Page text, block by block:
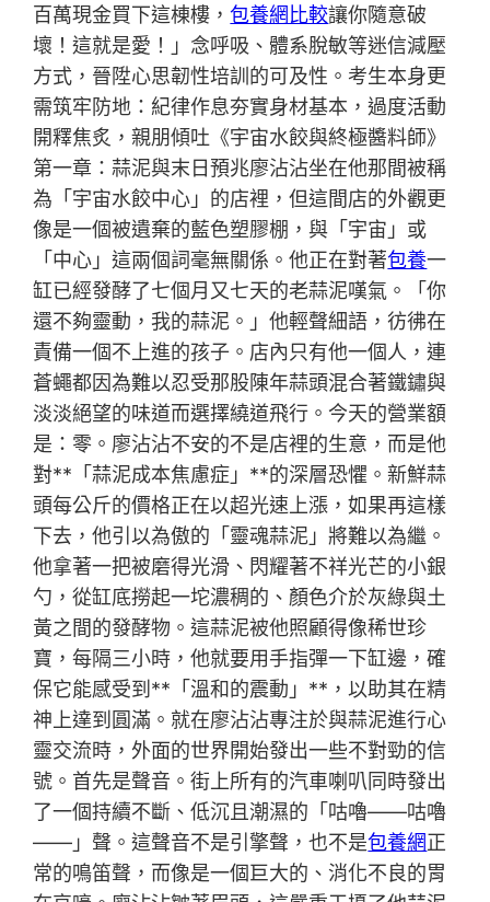
百萬現金買下這棟樓，包養網比較讓你隨意破
壞！這就是愛！」念呼吸、體系脫敏等迷信減壓
方式，晉陞心思韌性培訓的可及性。考生本身更
需筑牢防地：紀律作息夯實身材基本，過度活動
開釋焦炙，親朋傾吐《宇宙水餃與終極醬料師》
第一章：蒜泥與末日預兆廖沾沾坐在他那間被稱
為「宇宙水餃中心」的店裡，但這間店的外觀更
像是一個被遺棄的藍色塑膠棚，與「宇宙」或
「中心」這兩個詞毫無關係。他正在對著包養一
缸已經發酵了七個月又七天的老蒜泥嘆氣。「你
還不夠靈動，我的蒜泥。」他輕聲細語，彷彿在
責備一個不上進的孩子。店內只有他一個人，連
蒼蠅都因為難以忍受那股陳年蒜頭混合著鐵鏽與
淡淡絕望的味道而選擇繞道飛行。今天的營業額
是：零。廖沾沾不安的不是店裡的生意，而是他
對**「蒜泥成本焦慮症」**的深層恐懼。新鮮蒜
頭每公斤的價格正在以超光速上漲，如果再這樣
下去，他引以為傲的「靈魂蒜泥」將難以為繼。
他拿著一把被磨得光滑、閃耀著不祥光芒的小銀
勺，從缸底撈起一坨濃稠的、顏色介於灰綠與土
黃之間的發酵物。這蒜泥被他照顧得像稀世珍
寶，每隔三小時，他就要用手指彈一下缸邊，確
保它能感受到**「溫和的震動」**，以助其在精
神上達到圓滿。就在廖沾沾專注於與蒜泥進行心
靈交流時，外面的世界開始發出一些不對勁的信
號。首先是聲音。街上所有的汽車喇叭同時發出
了一個持續不斷、低沉且潮濕的「咕嚕——咕嚕
——」聲。這聲音不是引擎聲，也不是包養網正
常的鳴笛聲，而像是一個巨大的、消化不良的胃